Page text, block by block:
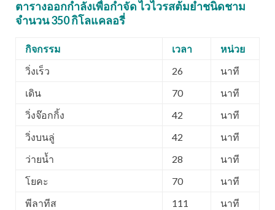
ตารางออกกำลังเพื่อกำจัด ไวไวรสต้มยำชนิดชาม
จำนวน 350 กิโลแคลอรี่
กิจกรรม เวลา
หน่วย
วิ่งเร็ว
26
นาที
เดิน
70
นาที
วิ่งจ๊อกกิ้ง
42
นาที
วิ่งบนลู่
42
นาที
ว่ายน้ำ
28
นาที
โยคะ
70
นาที
พีลาทีส
111
นาที